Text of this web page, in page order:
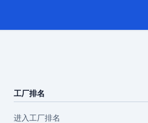
工厂排名
进入工厂排名